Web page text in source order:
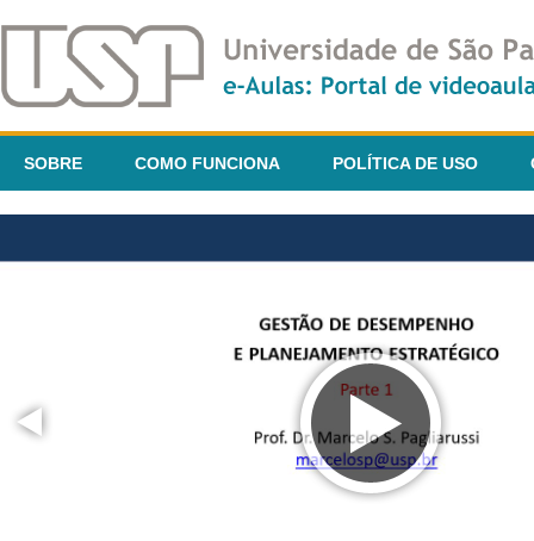
SOBRE COMO FUNCIONA POLÍTICA DE USO